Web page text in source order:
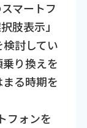
マートフ
肢表示」
討してい
り換えを
る時期を
フォンを